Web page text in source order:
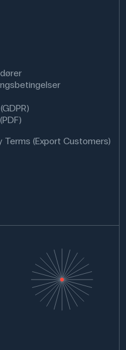
Terms (Export Customers)